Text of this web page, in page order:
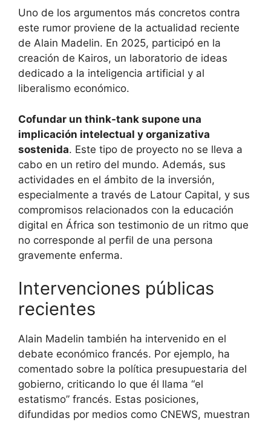
Uno de los argumentos más concretos contra
este rumor proviene de la actualidad reciente
de Alain Madelin. En 2025, participó en la
creación de Kairos, un laboratorio de ideas
dedicado a la inteligencia artificial y al
liberalismo económico.
Cofundar un think-tank supone una
implicación intelectual y organizativa
sostenida. Este tipo de proyecto no se lleva a
cabo en un retiro del mundo. Además, sus
actividades en el ámbito de la inversión,
especialmente a través de Latour Capital, y sus
compromisos relacionados con la educación
digital en África son testimonio de un ritmo que
no corresponde al perfil de una persona
gravemente enferma.
Intervenciones públicas
recientes
Alain Madelin también ha intervenido en el
debate económico francés. Por ejemplo, ha
comentado sobre la política presupuestaria del
gobierno, criticando lo que él llama “el
estatismo” francés. Estas posiciones,
difundidas por medios como CNEWS, muestran